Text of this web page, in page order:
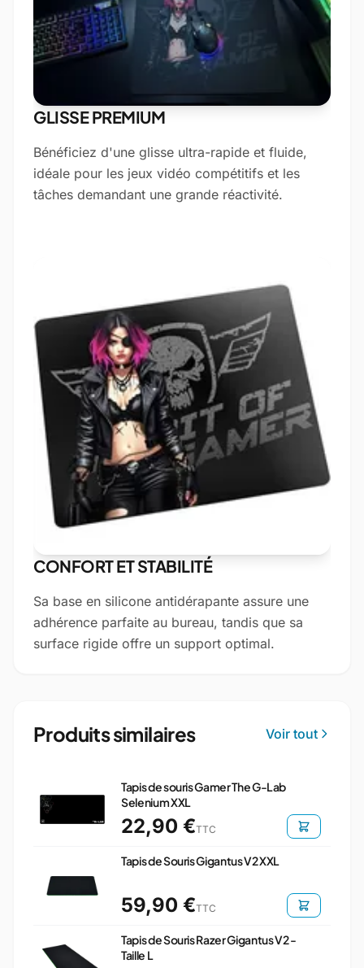
GLISSE PREMIUM
Bénéficiez d'une glisse ultra-rapide et fluide,
idéale pour les jeux vidéo compétitifs et les
tâches demandant une grande réactivité.
CONFORT ET STABILITÉ
Sa base en silicone antidérapante assure une
adhérence parfaite au bureau, tandis que sa
surface rigide offre un support optimal.
Produits similaires Voir tout
Tapis de souris Gamer The G-Lab
Selenium XXL
22,90 €TTC
Tapis de Souris Gigantus V2 XXL
59,90 €TTC
Tapis de Souris Razer Gigantus V2 -
Taille L